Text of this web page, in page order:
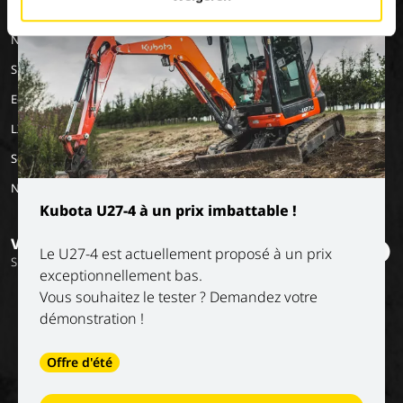
Kubota U27-4 à un prix imbattable !
Le U27-4 est actuellement proposé à un prix
exceptionnellement bas.
Vous souhaitez le tester ? Demandez votre
démonstration !
Offre d'été
Nos marques
Special Applications
Eco Applications
LX Used Equipment
Sociétés de location
New old stock
Travailler chez Luyckx
Stage/emploi de
vacances
NOUS
Notre vision
Notre mission
L'histoire
Vous voulez rester informé ?
Suivez nos réseaux sociaux